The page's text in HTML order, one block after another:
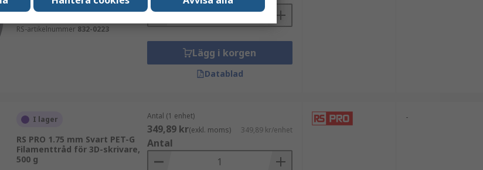
Filamenttråd för 3D-skrivare, 1
kg
RS-artikelnummer 832-0223
Lägg i korgen
Datablad
I lager
RS PRO 1.75 mm Svart PET-G
Filamenttråd för 3D-skrivare,
500 g
Antal (1 enhet)
349,89 kr(exkl. moms) 349,89 kr/enhet
Antal
-